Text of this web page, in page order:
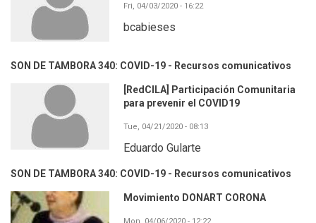
Fri, 04/03/2020 - 16:22
bcabieses
SON DE TAMBORA 340: COVID-19 - Recursos comunicativos
[RedCILA] Participación Comunitaria
para prevenir el COVID19
Tue, 04/21/2020 - 08:13
Eduardo Gularte
SON DE TAMBORA 340: COVID-19 - Recursos comunicativos
Movimiento DONART CORONA
Mon, 04/06/2020 - 12:22